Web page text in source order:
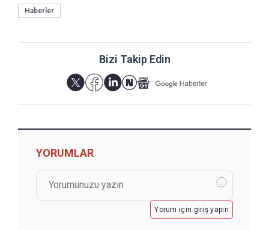
Haberler
Bizi Takip Edin
YORUMLAR
Yorum için giriş yapın